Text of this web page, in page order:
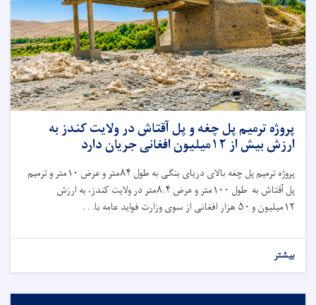
پروژه ترمیم پل چغه و پل آقتاش در ولایت کندز به
ارزش بیش از ۱۲میلیون افغانی جریان دارد
پروژه ترمیم پل چغه بالای دریای بنگی به طول ۸۴متر و عرض ۱۰متر و ترمیم
پل آقتاش به طول ۱۰۰متر و عرض ۸.۴متر در ولایت کندز، به ارزش
۱۲میلیون و ۵۰ هزار افغانی از سوی وزارت فواید عامه با. . .
بیشتر